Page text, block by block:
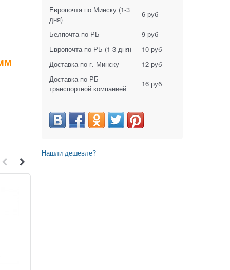
Европочта по Минску (1-3
дня)
6 руб
Белпочта по РБ
9 руб
Европочта по РБ (1-3 дня)
10 руб
Доставка по г. Минску
12 руб
Доставка по РБ
транспортной компанией
16 руб
Нашли дешевле?